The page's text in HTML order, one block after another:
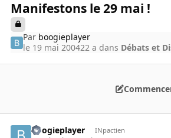
Manifestons le 29 mai !
Par boogieplayer
le 19 mai 200422 a dans Débats et
boogieplayer INpactien